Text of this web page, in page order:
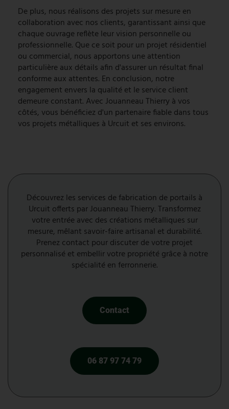
De plus, nous réalisons des projets sur mesure en
collaboration avec nos clients, garantissant ainsi que
chaque ouvrage reflète leur vision personnelle ou
professionnelle. Que ce soit pour un projet résidentiel
ou commercial, nous apportons une attention
particulière aux détails afin d'assurer un résultat final
conforme aux attentes. En conclusion, notre
engagement envers la qualité et le service client
demeure constant. Avec Jouanneau Thierry à vos
côtés, vous bénéficiez d'un partenaire fiable dans tous
vos projets métalliques à Urcuit et ses environs.
Découvrez les services de fabrication de portails à
Urcuit offerts par Jouanneau Thierry. Transformez
votre entrée avec des créations métalliques sur
mesure, mêlant savoir-faire artisanal et durabilité.
Prenez contact pour discuter de votre projet
personnalisé et embellir votre propriété grâce à notre
spécialité en ferronnerie.
Contact
06 87 97 74 79